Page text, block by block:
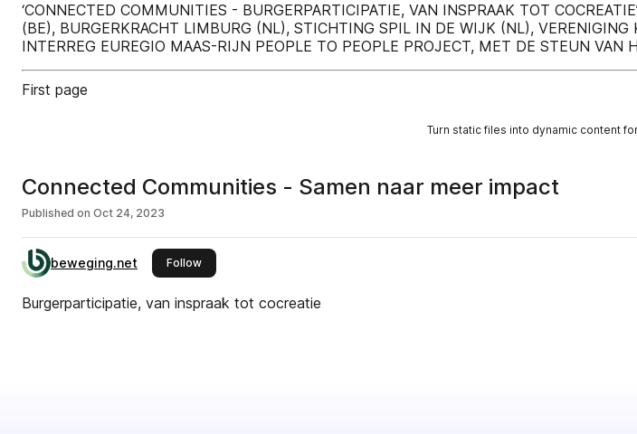
‘CONNECTED COMMUNITIES - BURGERPARTICIPATIE, VAN INSPRAAK TOT
(BE), BURGERKRACHT LIMBURG (NL), STICHTING SPIL IN DE WIJK (NL),
INTERREG EUREGIO MAAS-RIJN PEOPLE TO PEOPLE PROJECT, MET DE STEUN VAN
First page
Turn static files into dynamic content
Connected Communities - Samen naar meer impact
Published on Oct 24, 2023
beweging.net Followthis publisher
Burgerparticipatie, van inspraak tot cocreatie